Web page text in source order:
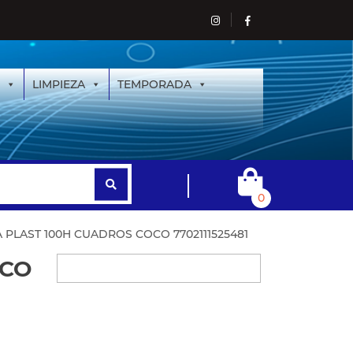
LIMPIEZA TEMPORADA
0
100H CUADROS COCO 7702111525481